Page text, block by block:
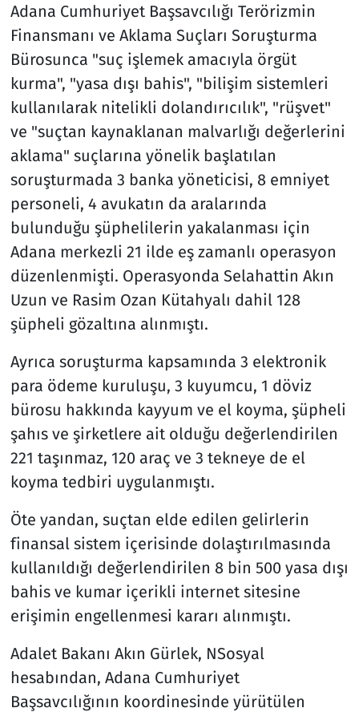
Adana Cumhuriyet Başsavcılığı Terörizmin
Finansmanı ve Aklama Suçları Soruşturma
Bürosunca "suç işlemek amacıyla örgüt
kurma", "yasa dışı bahis", "bilişim sistemleri
kullanılarak nitelikli dolandırıcılık", "rüşvet"
ve "suçtan kaynaklanan malvarlığı değerlerini
aklama" suçlarına yönelik başlatılan
soruşturmada 3 banka yöneticisi, 8 emniyet
personeli, 4 avukatın da aralarında
bulunduğu şüphelilerin yakalanması için
Adana merkezli 21 ilde eş zamanlı operasyon
düzenlenmişti. Operasyonda Selahattin Akın
Uzun ve Rasim Ozan Kütahyalı dahil 128
şüpheli gözaltına alınmıştı.
Ayrıca soruşturma kapsamında 3 elektronik
para ödeme kuruluşu, 3 kuyumcu, 1 döviz
bürosu hakkında kayyum ve el koyma, şüpheli
şahıs ve şirketlere ait olduğu değerlendirilen
221 taşınmaz, 120 araç ve 3 tekneye de el
koyma tedbiri uygulanmıştı.
Öte yandan, suçtan elde edilen gelirlerin
finansal sistem içerisinde dolaştırılmasında
kullanıldığı değerlendirilen 8 bin 500 yasa dışı
bahis ve kumar içerikli internet sitesine
erişimin engellenmesi kararı alınmıştı.
Adalet Bakanı Akın Gürlek, NSosyal
hesabından, Adana Cumhuriyet
Başsavcılığının koordinesinde yürütülen